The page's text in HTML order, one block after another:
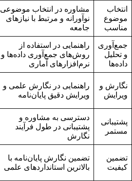
انتخاب
موضوع
مناسب
مشاوره در انتخاب موضوعی
نوآورانه و مرتبط با نیازهای
جامعه
جمع‌آوری
و تحلیل
داده‌ها
راهنمایی در استفاده از
روش‌های جمع‌آوری داده‌ها و
نرم‌افزارهای آماری
نگارش و
ویرایش
راهنمایی در نگارش علمی و
ویرایش دقیق پایان‌نامه
پشتیبانی
مستمر
دسترسی به مشاوره و
پشتیبانی در طول فرآیند
نگارش
تضمین
کیفیت
تضمین نگارش پایان‌نامه با
بالاترین استانداردهای علمی